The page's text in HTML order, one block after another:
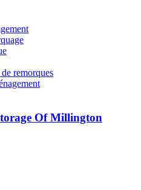
remorques
Of Millington